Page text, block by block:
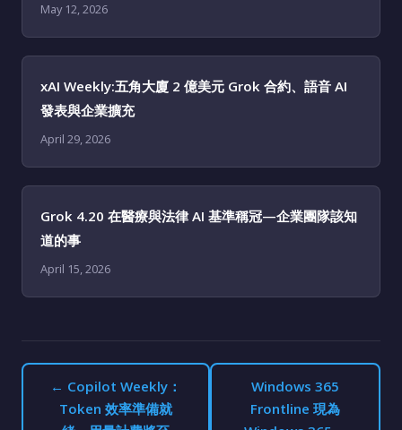
May 12, 2026
xAI Weekly:五角大廈 2 億美元 Grok 合約、語音 AI
發表與企業擴充
April 29, 2026
Grok 4.20 在醫療與法律 AI 基準稱冠—企業團隊該知
道的事
April 15, 2026
← Copilot Weekly：
Token 效率準備就
Windows 365
Frontline 現為